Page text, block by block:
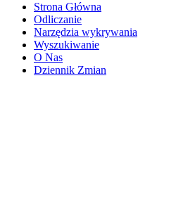
Strona Główna
Odliczanie
Narzędzia wykrywania
Wyszukiwanie
O Nas
Dziennik Zmian